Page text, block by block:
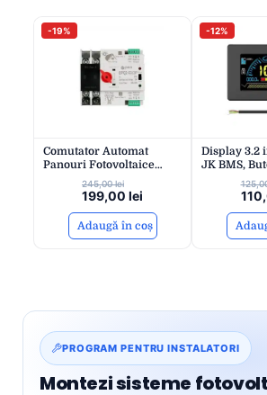
-19%
Comutator Automat
Panouri Fotovoltaice
125A ATS | Transfer Surse
Energie Sigur și Eficient |
Montaj Șină DIN | OPEN
245,00lei
199,00 lei
Adaugă în coș
-12%
Display 3.2
JK BMS,
Incorporat
PROGRAM PENTRU INSTALATORI
Montezi sisteme